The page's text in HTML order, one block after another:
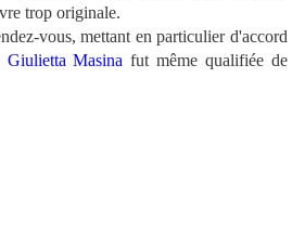
trop originale.
vous, mettant en particulier d'accord
Giulietta Masina fut même qualifiée de